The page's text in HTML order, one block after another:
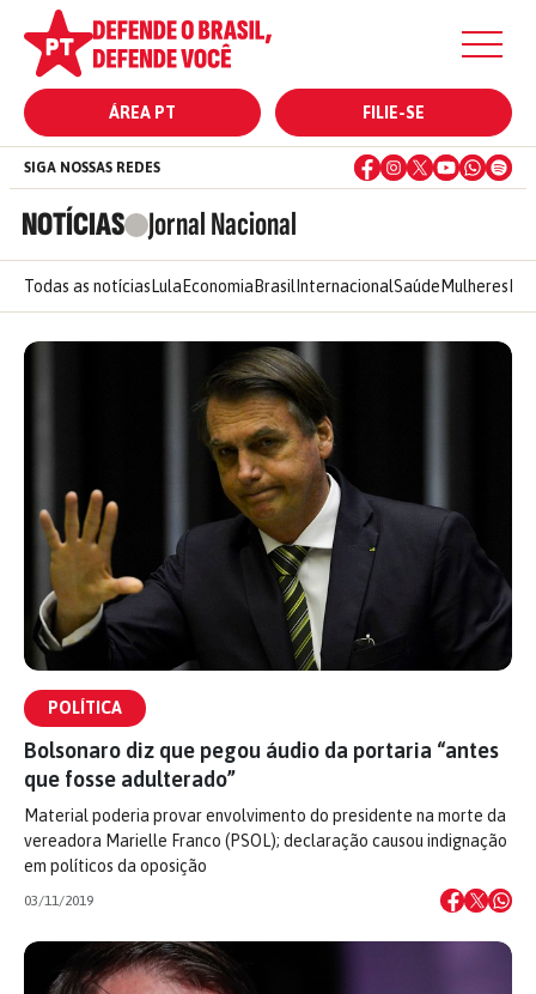
ÁREA PT FILIE-SE
NOTÍCIAS Jornal Nacional
SIGA NOSSAS REDES
Todas as notícias Lula Economia Brasil InternacionalSaúde Mulheres
POLÍTICA
Bolsonaro diz que pegou áudio da portaria “antes
que fosse adulterado”
Material poderia provar envolvimento do presidente na morte da
vereadora Marielle Franco (PSOL); declaração causou indignação
em políticos da oposição
03/11/2019